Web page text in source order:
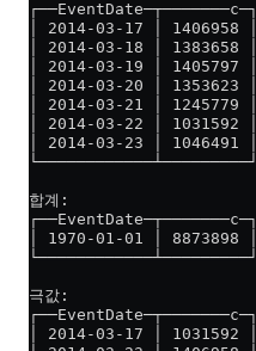
┌──EventDate─┬───────c─┐
│ 2014-03-17 │ 1406958 │
│ 2014-03-18 │ 1383658 │
│ 2014-03-19 │ 1405797 │
│ 2014-03-20 │ 1353623 │
│ 2014-03-21 │ 1245779 │
│ 2014-03-22 │ 1031592 │
│ 2014-03-23 │ 1046491 │
└────────────┴─────────┘
합계:
┌──EventDate─┬───────c─┐
│ 1970-01-01 │ 8873898 │
└────────────┴─────────┘
극값:
┌──EventDate─┬───────c─┐
│ 2014-03-17 │ 1031592 │